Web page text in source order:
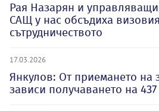
Рая Назарян и
САЩ у нас обсъдиха
сътрудничеството
17.03.2026
Янкулов: От приемането на
зависи получаването на